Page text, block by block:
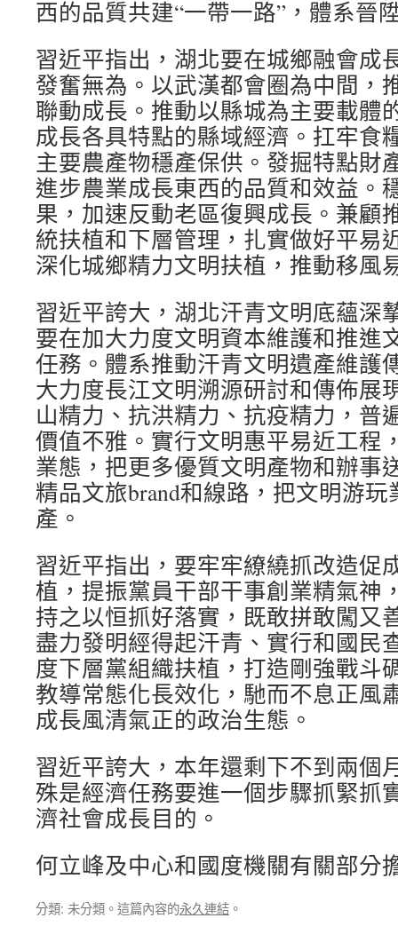
西的品質共建“一帶一路”，體系晉
習近平指出，湖北要在城鄉融會成
發奮無為。以武漢都會圈為中間，
聯動成長。推動以縣城為主要載體
成長各具特點的縣域經濟。扛牢食
主要農產物穩產保供。發掘特點財
進步農業成長東西的品質和效益。
果，加速反動老區復興成長。兼顧
統扶植和下層管理，扎實做好平易
深化城鄉精力文明扶植，推動移風
習近平誇大，湖北汗青文明底蘊深
要在加大力度文明資本維護和推進
任務。體系推動汗青文明遺產維護
大力度長江文明溯源研討和傳佈展
山精力、抗洪精力、抗疫精力，普
價值不雅。實行文明惠平易近工程
業態，把更多優質文明產物和辦事
精品文旅brand和線路，把文明游
產。
習近平指出，要牢牢繚繞抓改造促
植，提振黨員干部干事創業精氣神
持之以恒抓好落實，既敢拼敢闖又
盡力發明經得起汗青、實行和國民
度下層黨組織扶植，打造剛強戰斗
教導常態化長效化，馳而不息正風
成長風清氣正的政治生態。
習近平誇大，本年還剩下不到兩個
殊是經濟任務要進一個步驟抓緊抓
濟社會成長目的。
何立峰及中心和國度機關有關部分
分類: 未分類。這篇內容的永久連結 。